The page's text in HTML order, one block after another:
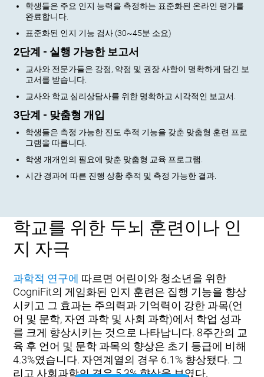
학생들은 주요 인지 능력을 측정하는 표준화된 온라인 평가를
완료합니다.
표준화된 인지 기능 검사 (30~45분 소요)
2단계 - 실행 가능한 보고서
교사와 전문가들은 강점, 약점 및 권장 사항이 명확하게 담긴 보
고서를 받습니다.
교사와 학교 심리상담사를 위한 명확하고 시각적인 보고서.
3단계 - 맞춤형 개입
학생들은 측정 가능한 진도 추적 기능을 갖춘 맞춤형 훈련 프로
그램을 따릅니다.
학생 개개인의 필요에 맞춘 맞춤형 교육 프로그램.
시간 경과에 따른 진행 상황 추적 및 측정 가능한 결과.
학교를 위한 두뇌 훈련이나 인
지 자극
과학적 연구에 따르면 어린이와 청소년을 위한
CogniFit의 게임화된 인지 훈련은 집행 기능을 향상
시키고 그 효과는 주의력과 기억력이 강한 과목(언
어 및 문학, 자연 과학 및 사회 과학)에서 학업 성과
를 크게 향상시키는 것으로 나타납니다. 8주간의 교
육 후 언어 및 문학 과목의 향상은 초기 등급에 비해
4.3%였습니다. 자연계열의 경우 6.1% 향상됐다. 그
리고 사회과학의 경우 5.3% 향상을 보였다.